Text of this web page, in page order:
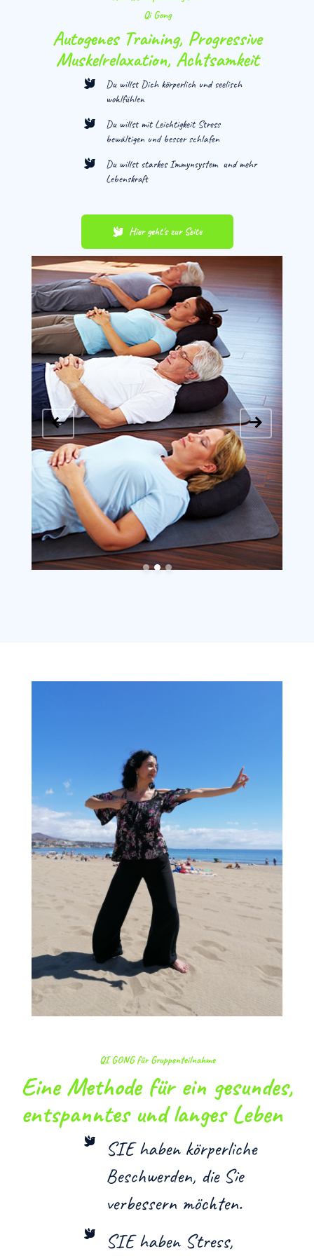
Qi Gong
Autogenes Training, Progressive
Muskelrelaxation, Achtsamkeit
Du willst Dich körperlich und seelisch
wohlfühlen
Du willst mit Leichtigkeit Stress
bewältigen und besser schlafen
Du willst starkes Immynsystem und mehr
Lebenskraft
Hier geht's zur Seite
QI GONG für Gruppenteilnahme
Eine Methode für ein gesundes,
entspanntes und langes Leben
SIE haben körperliche
Beschwerden, die Sie
verbessern möchten.
SIE haben Stress,